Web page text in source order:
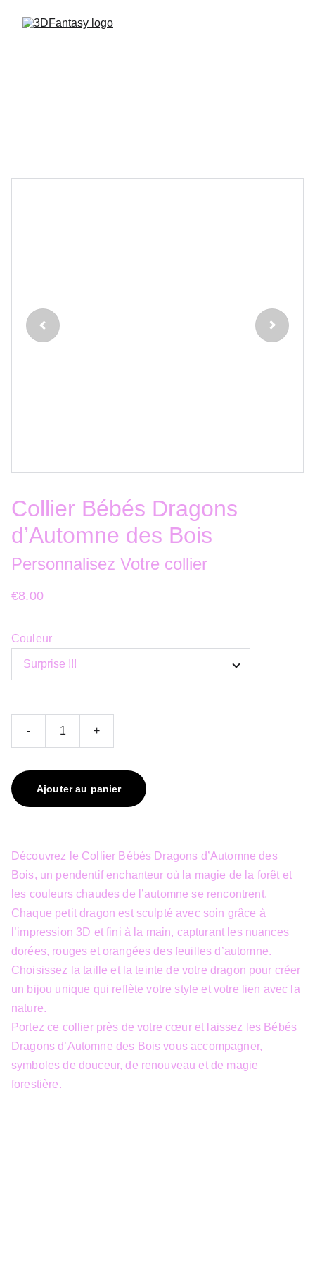
Collier Bébés Dragons
d’Automne des Bois
Personnalisez Votre collier
€8.00
Couleur
- +
Ajouter au panier
Découvrez le Collier Bébés Dragons d’Automne des
Bois, un pendentif enchanteur où la magie de la forêt et
les couleurs chaudes de l’automne se rencontrent.
Chaque petit dragon est sculpté avec soin grâce à
l’impression 3D et fini à la main, capturant les nuances
dorées, rouges et orangées des feuilles d’automne.
Choisissez la taille et la teinte de votre dragon pour créer
un bijou unique qui reflète votre style et votre lien avec la
nature.
Portez ce collier près de votre cœur et laissez les Bébés
Dragons d’Automne des Bois vous accompagner,
symboles de douceur, de renouveau et de magie
forestière.